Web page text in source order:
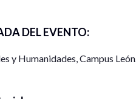
DEL EVENTO:
y Humanidades, Campus León.